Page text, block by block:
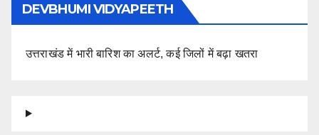
DEVBHUMI VIDYAPEETH
उत्तराखंड में भारी बारिश का अलर्ट, कई जिलों में बढ़ा खतरा